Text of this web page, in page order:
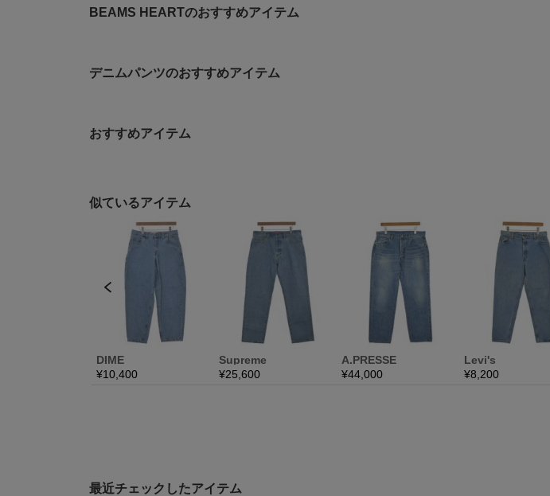
BEAMS HEARTのおすすめアイテム
デニムパンツのおすすめアイテム
おすすめアイテム
最近チェックしたアイテム